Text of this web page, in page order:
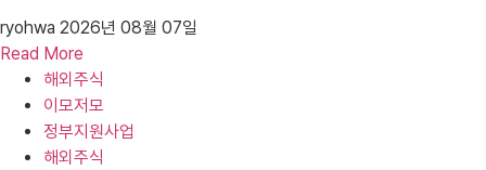
ryohwa 2026년 08월 07일
Read More
해외주식
이모저모
정부지원사업
해외주식